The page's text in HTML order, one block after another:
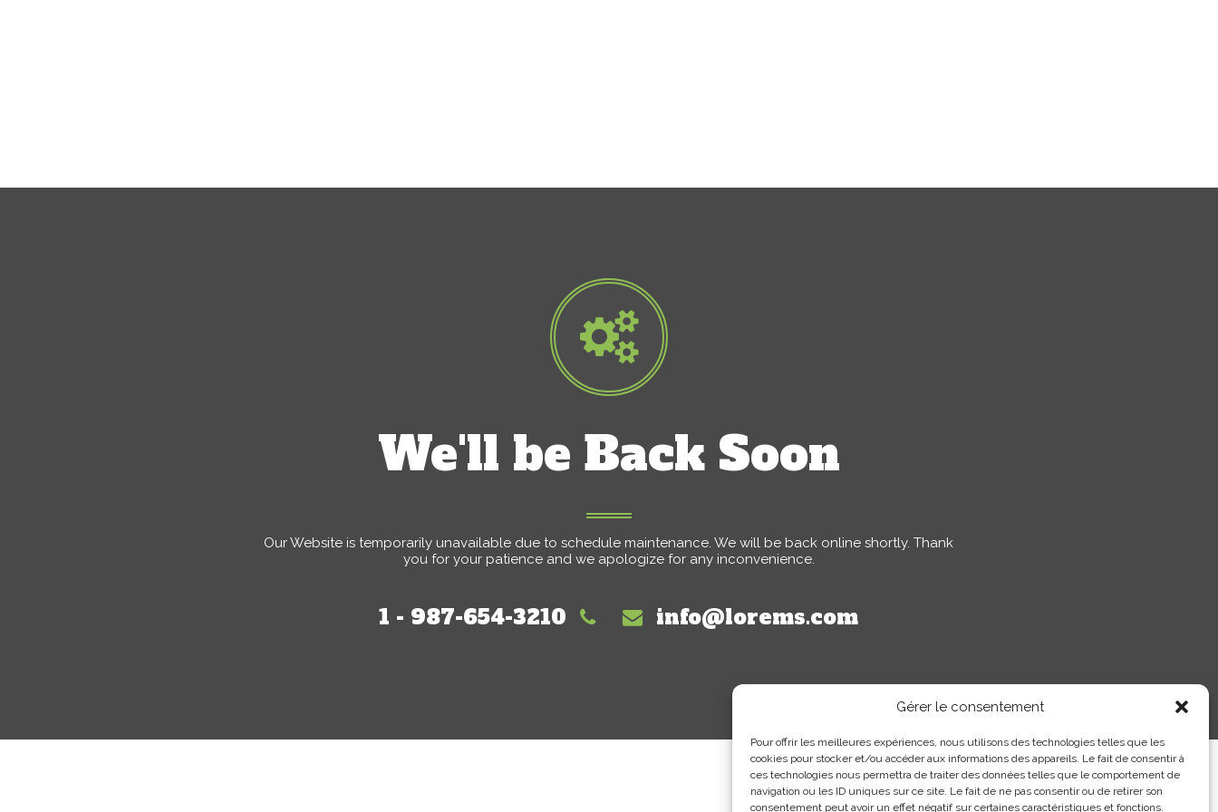
Gérer le consentement
Pour offrir les meilleures expériences, nous utilisons des technologies telles que les
cookies pour stocker et/ou accéder aux informations des appareils. Le fait de consentir à
ces technologies nous permettra de traiter des données telles que le comportement de
navigation ou les ID uniques sur ce site. Le fait de ne pas consentir ou de retirer son
consentement peut avoir un effet négatif sur certaines caractéristiques et fonctions.
We'll be Back Soon
Our Website is temporarily unavailable due to schedule maintenance. We will be back online shortly. Thank
you for your patience and we apologize for any inconvenience.
1 - 987-654-3210 info@lorems.com